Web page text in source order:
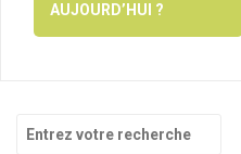
AUJOURD’HUI ?
pour